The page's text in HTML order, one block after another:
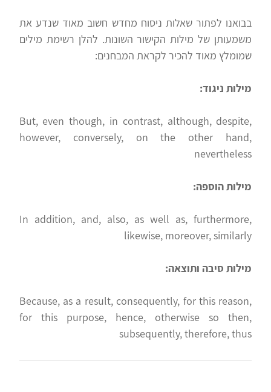
בבואנו לפתור שאלות ניסוח מחדש חשוב מאוד שנדע את
משמעותן של מילות הקישור השונות. להלן רשימת מילים
שמומלץ מאוד להכיר לקראת המבחנים:
מילות ניגוד:
But, even though, in contrast, although, despite,
however, conversely, on the other hand,
nevertheless
מילות הוספה:
In addition, and, also, as well as, furthermore,
likewise, moreover, similarly
מילות סיבה ותוצאה:
Because, as a result, consequently, for this reason,
for this purpose, hence, otherwise so then,
subsequently, therefore, thus